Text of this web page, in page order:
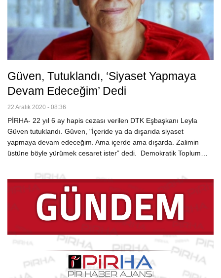
Güven, Tutuklandı, ‘siyaset Yapmaya
Devam Edeceğim’ Dedi
22 Aralık 2020 - 08:36
PİRHA- 22 yıl 6 ay hapis cezası verilen DTK Eşbaşkanı Leyla
Güven tutuklandı. Güven, "İçeride ya da dışarıda siyaset
yapmaya devam edeceğim. Ama içerde ama dışarda. Zalimin
üstüne böyle yürümek cesaret ister” dedi. Demokratik Toplum…